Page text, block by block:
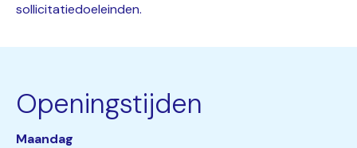
sollicitatiedoeleinden.
Openingstijden
Maandag